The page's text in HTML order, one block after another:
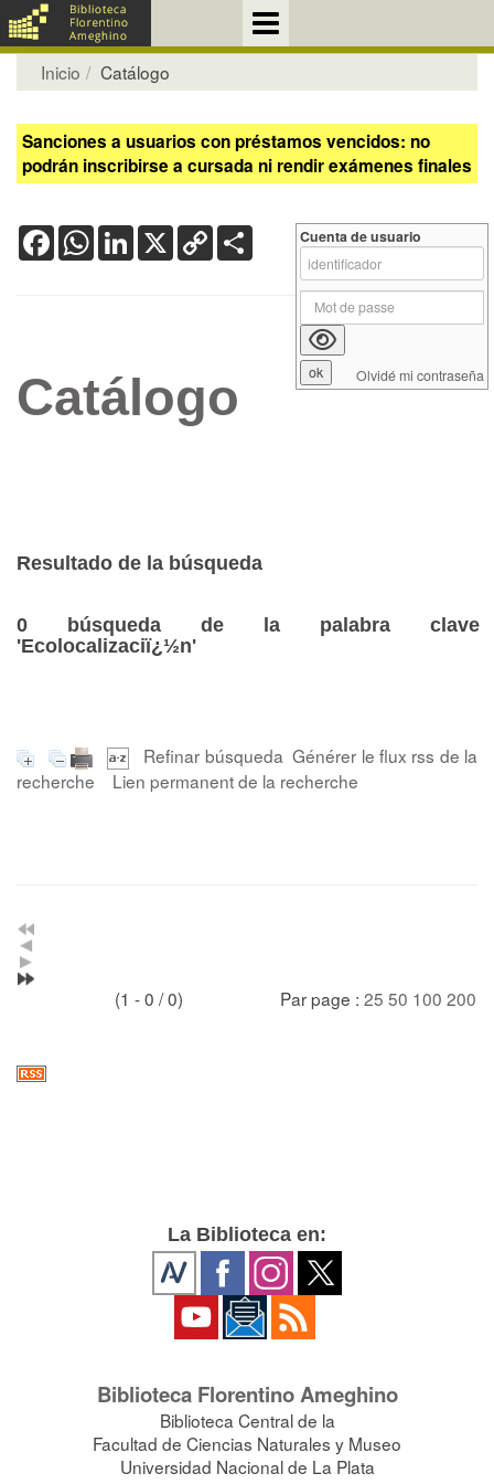
Inicio Catálogo
Sanciones a usuarios con préstamos vencidos: no
podrán inscribirse a cursada ni rendir exámenes finales
FacebookWhatsApp
LinkedIn
X Copy
Link
Catálogo
Resultado de la búsqueda
0 búsqueda de la palabra clave
'Ecolocalizaciï¿½n'
Refinar búsqueda Générer le flux rss de la
recherche
Lien permanent de la recherche
(1 - 0 / 0) Par page : 25 50 100 200
Cuenta de usuario
Olvidé mi contraseña
La Biblioteca en:
Biblioteca Florentino Ameghino
Biblioteca Central de la
Facultad de Ciencias Naturales y Museo
Universidad Nacional de La Plata